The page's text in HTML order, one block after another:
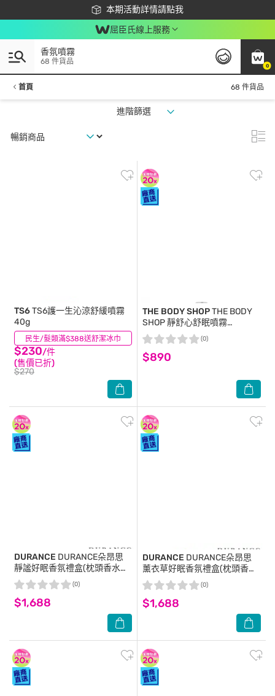
本期活動詳情請點我
下載app最高回饋$350
屈臣氏線上服務
0
香氛噴霧
68 件貨品
首頁 68 件貨品
進階篩選
民生/髮類滿$388送舒潔冰巾
TS6TS6護一生沁涼舒緩噴霧
40g
$230/件
(售價已折)
$270
(0)
THE BODY SHOPTHE BODY
SHOP 靜舒心舒眠噴霧
(100ml)-國際航空版
$890
(0)
DURANCE DURANCE朵昂思
靜謐好眠香氛禮盒(枕頭香水
50ml+手工精油蠟燭180g+護
手霜30ml)-專櫃公司貨
$1,688
(0)
DURANCE DURANCE朵昂思
薰衣草好眠香氛禮盒(枕頭香水
50ml+手工精油蠟燭180g+護
手霜30ml)-專櫃公司貨
$1,688
(0)